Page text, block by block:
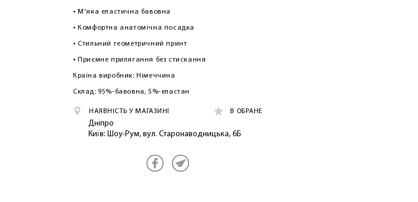
• М'яка еластична бавовна
• Комфортна анатомічна посадка
• Стильний геометричний принт
• Приємне прилягання без стискання
Країна виробник: Німеччина
Склад: 95%-бавовна, 5%-еластан
НАЯВНІСТЬ У МАГАЗИНІ В ОБРАНЕ
Дніпро
Київ: Шоу-Рум, вул. Старонаводницька, 6Б
ПРИЙМІТЬ ВІД
- ЗНИЖКУ НА ПЕРШЕ ПОКУПКУ